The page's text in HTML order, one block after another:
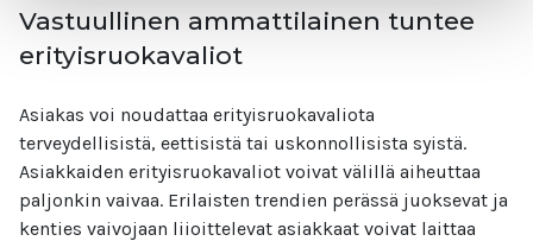
Vastuullinen ammattilainen tuntee
erityisruokavaliot
Asiakas voi noudattaa erityisruokavaliota
terveydellisistä, eettisistä tai uskonnollisista syistä.
Asiakkaiden erityisruokavaliot voivat välillä aiheuttaa
paljonkin vaivaa. Erilaisten trendien perässä juoksevat ja
kenties vaivojaan liioittelevat asiakkaat voivat laittaa